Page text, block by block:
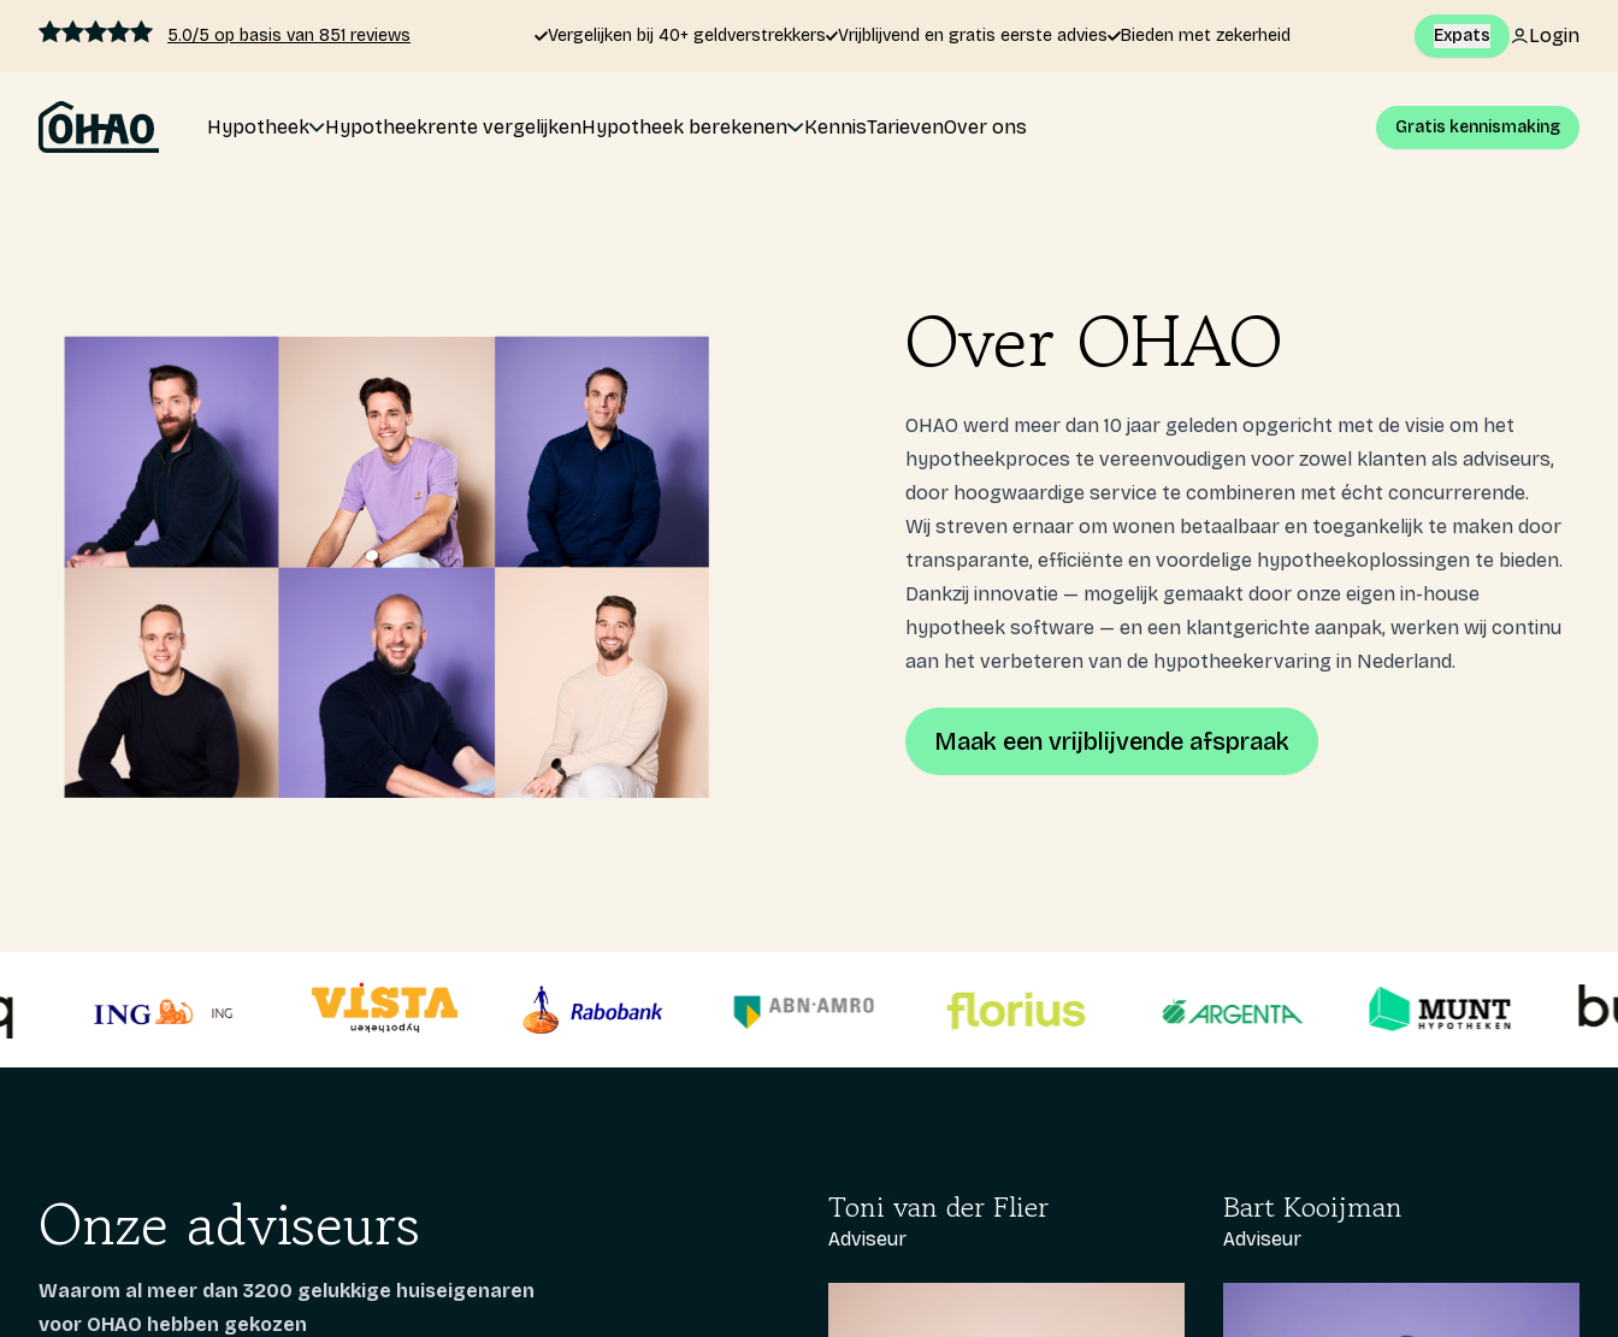
5.0/5 op basis van 851 reviews Vergelijken bij 40+ geldverstrekkers Vrijblijvend en gratis eerste advies Bieden met zekerheid Expats Login
Hypotheek Hypotheekrente vergelijkenHypotheek berekenen KennisTarievenOver ons Gratis kennismaking
Over ons
Gratis kennismaking
Over OHAO
OHAO werd meer dan 10 jaar geleden opgericht met de visie om het
hypotheekproces te vereenvoudigen voor zowel klanten als adviseurs,
door hoogwaardige service te combineren met écht concurrerende.
Wij streven ernaar om wonen betaalbaar en toegankelijk te maken door
transparante, efficiënte en voordelige hypotheekoplossingen te bieden.
Dankzij innovatie — mogelijk gemaakt door onze eigen in-house
hypotheek software — en een klantgerichte aanpak, werken wij continu
aan het verbeteren van de hypotheekervaring in Nederland.
Maak een vrijblijvende afspraak
Onze adviseurs
Waarom al meer dan 3200 gelukkige huiseigenaren
voor OHAO hebben gekozen
Toni van der Flier
Adviseur
Bart Kooijman
Adviseur